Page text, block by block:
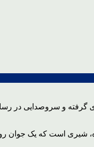
گرفته و سروصدایی
شیری است که یک جوان